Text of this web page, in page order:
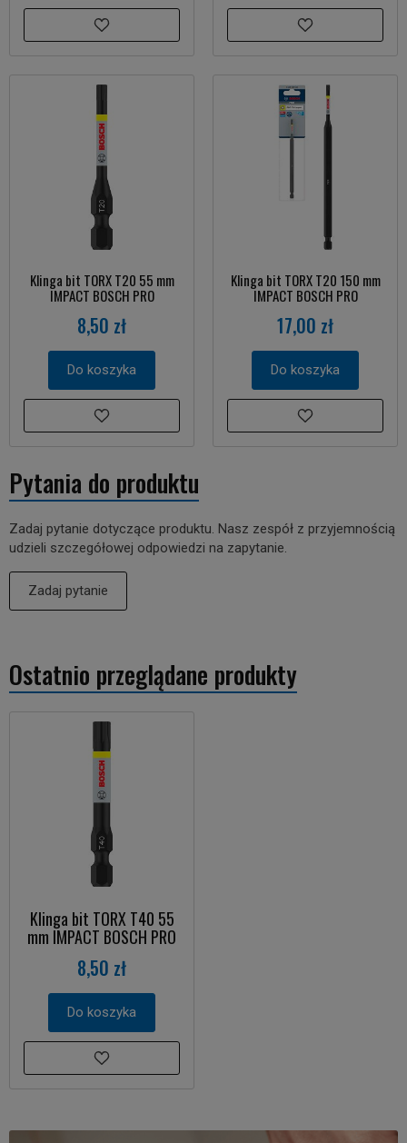
Klinga bit TORX T20 55 mm
IMPACT BOSCH PRO
8,50 zł
Do koszyka
Klinga bit TORX T20 150 mm
IMPACT BOSCH PRO
17,00 zł
Do koszyka
Pytania do produktu
Zadaj pytanie dotyczące produktu. Nasz zespół z przyjemnością
udzieli szczegółowej odpowiedzi na zapytanie.
Zadaj pytanie
Ostatnio przeglądane produkty
Klinga bit TORX T40 55
mm IMPACT BOSCH PRO
8,50 zł
Do koszyka